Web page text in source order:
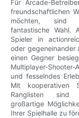
Für Arcade-
freundschaftlichen
möchten, sind
fantastische Wahl.
Spieler in
oder gegeneinander
einen Gegner
Multiplayer-
und fesselndes
Mit kooperativen
Ranglisten sind
großartige
Ihrer Spielhalle zu